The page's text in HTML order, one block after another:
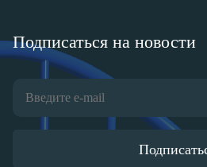
Подписаться на новости